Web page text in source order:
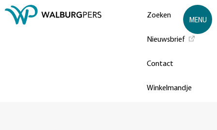
Zoeken
Nieuwsbrief
Contact
Winkelmandje
MENU